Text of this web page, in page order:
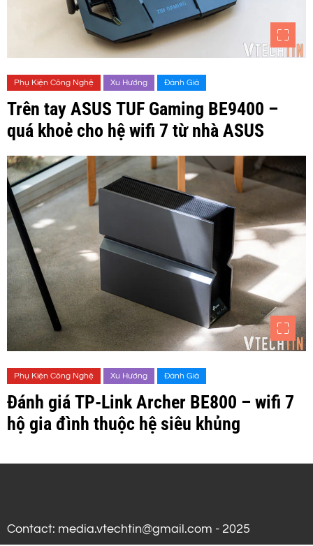
Phụ Kiện Công Nghệ Xu Hướng Đánh Giá
Trên tay ASUS TUF Gaming BE9400 –
quá khoẻ cho hệ wifi 7 từ nhà ASUS
Phụ Kiện Công Nghệ Xu Hướng Đánh Giá
Đánh giá TP-Link Archer BE800 – wifi 7
hộ gia đình thuộc hệ siêu khủng
Contact: media.vtechtin@gmail.com - 2025